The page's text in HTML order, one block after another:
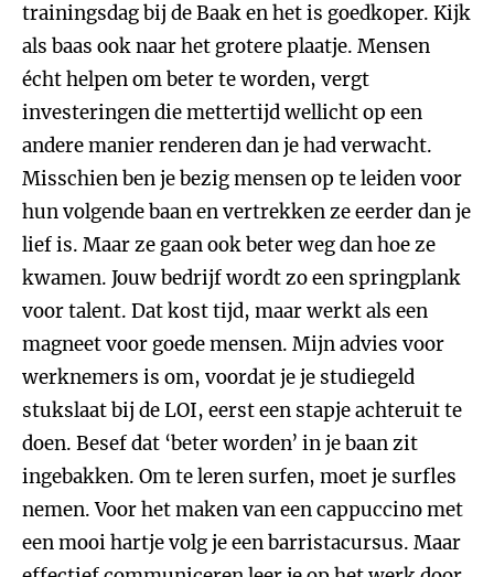
trainingsdag bij de Baak en het is goedkoper. Kijk
als baas ook naar het grotere plaatje. Mensen
écht helpen om beter te worden, vergt
investeringen die mettertijd wellicht op een
andere manier renderen dan je had verwacht.
Misschien ben je bezig mensen op te leiden voor
hun volgende baan en vertrekken ze eerder dan je
lief is. Maar ze gaan ook beter weg dan hoe ze
kwamen. Jouw bedrijf wordt zo een springplank
voor talent. Dat kost tijd, maar werkt als een
magneet voor goede mensen. Mijn advies voor
werknemers is om, voordat je je studiegeld
stukslaat bij de LOI, eerst een stapje achteruit te
doen. Besef dat ‘beter worden’ in je baan zit
ingebakken. Om te leren surfen, moet je surfles
nemen. Voor het maken van een cappuccino met
een mooi hartje volg je een barristacursus. Maar